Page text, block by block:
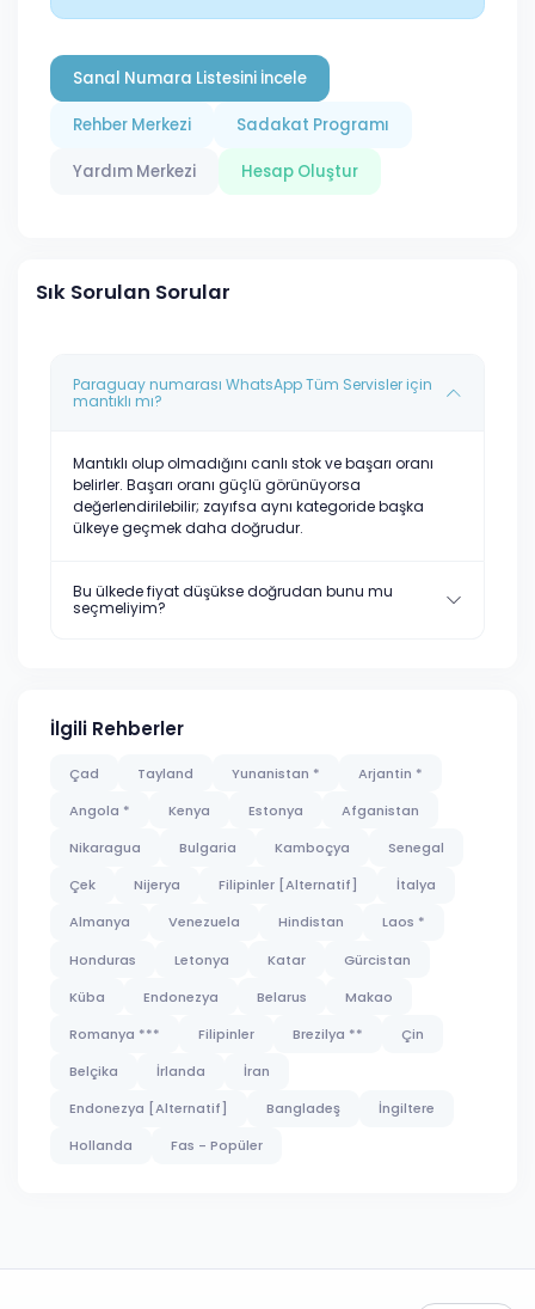
Sanal Numara Listesini İncele
Rehber Merkezi Sadakat Programı
Yardım Merkezi Hesap Oluştur
Sık Sorulan Sorular
Paraguay numarası WhatsApp Tüm Servisler için
mantıklı mı?
Mantıklı olup olmadığını canlı stok ve başarı oranı
belirler. Başarı oranı güçlü görünüyorsa
değerlendirilebilir; zayıfsa aynı kategoride başka
ülkeye geçmek daha doğrudur.
Bu ülkede fiyat düşükse doğrudan bunu mu
seçmeliyim?
İlgili Rehberler
Çad Tayland Yunanistan *
Arjantin *
Angola *
Kenya Estonya
Afganistan
Nikaragua
Bulgaria Kamboçya
Senegal
Çek
Nijerya Filipinler [Alternatif]
İtalya
Almanya
Venezuela Hindistan
Laos *
Honduras
Letonya Katar
Gürcistan
Küba
Endonezya Belarus
Makao
Romanya ***
Filipinler Brezilya **
Çin
Belçika
İrlanda
İran
Endonezya [Alternatif]
Bangladeş
İngiltere
Hollanda
Fas - Popüler